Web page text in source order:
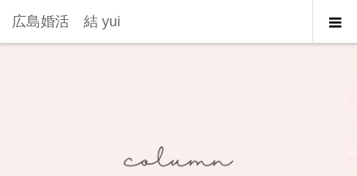
広島婚活 結 yui